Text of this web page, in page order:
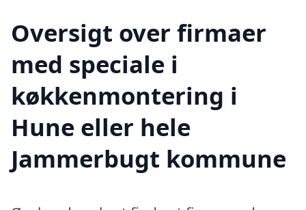
Oversigt over firmaer
med speciale i
køkkenmontering i
Hune eller hele
Jammerbugt kommune